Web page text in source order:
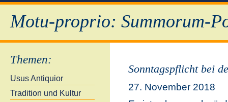
Motu-proprio: Summorum-
Themen:
Usus Antiquior
Tradition und Kultur
Sonntagspflicht bei
27. November 2018